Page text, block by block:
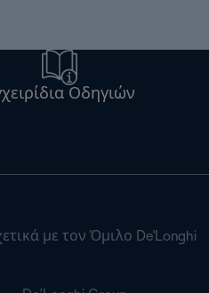
Οδηγιών
με τον Όμιλο De'Longhi